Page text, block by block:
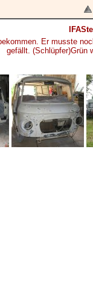
Er musste
gefällt. (Schlüpfer)Grün